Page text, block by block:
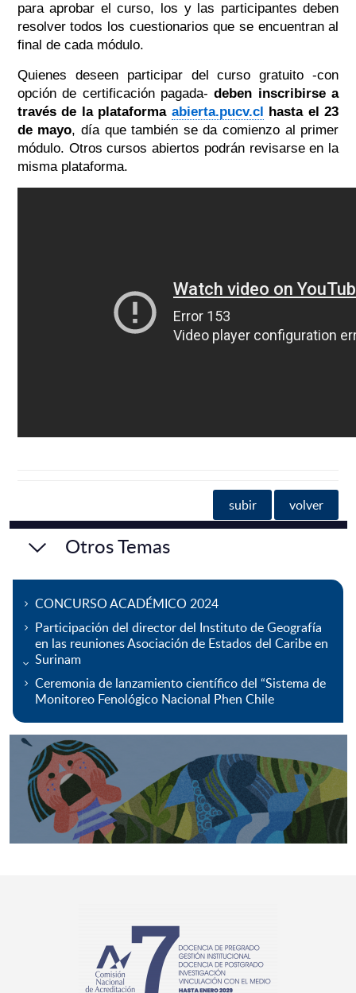
para aprobar el curso, los y las participantes deben
resolver todos los cuestionarios que se encuentran al
final de cada módulo.
Quienes deseen participar del curso gratuito -con
opción de certificación pagada-deben inscribirse a
través de la plataforma abierta.pucv.cl
hasta el 23
de mayo, día que también se da comienzo al primer
módulo. Otros cursos abiertos podrán revisarse en la
misma plataforma.
subir volver
Otros Temas
CONCURSO ACADÉMICO 2024
Participación del director del Instituto de Geografía
en las reuniones Asociación de Estados del Caribe en
Surinam
Ceremonia de lanzamiento científico del “Sistema de
Monitoreo Fenológico Nacional Phen Chile